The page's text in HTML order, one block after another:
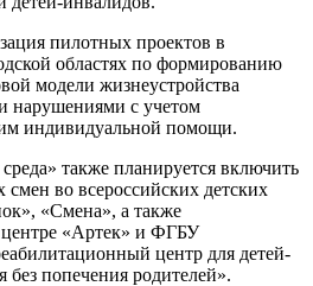
пилотных проектов в
областях по формированию
модели жизнеустройства
нарушениями с учетом
индивидуальной помощи.
также планируется включить
во всероссийских детских
«Смена», а также
«Артек» и ФГБУ
центр для детей-
без попечения родителей».